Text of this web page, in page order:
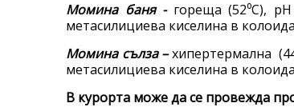
Момина баня - гореща (52⁰С),
метасилициева киселина в
Момина сълза –хипертермална
метасилициева киселина в
В курорта може да се провежда